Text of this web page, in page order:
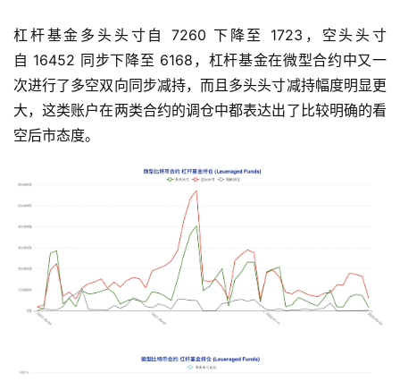
杠杆基金多头头寸自 7260 下降至 1723，空头头寸
自 16452 同步下降至 6168，杠杆基金在微型合约中又一
次进行了多空双向同步减持，而且多头头寸减持幅度明显更
大，这类账户在两类合约的调仓中都表达出了比较明确的看
空后市态度。